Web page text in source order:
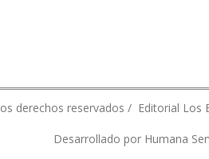
derechos reservados / Editorial Los
Desarrollado por Humana